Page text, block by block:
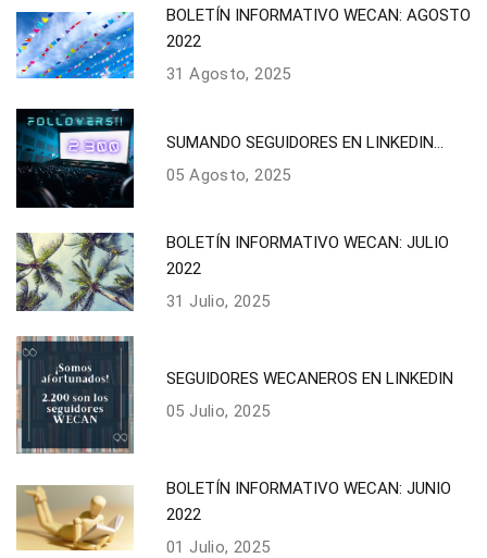
BOLETÍN INFORMATIVO WECAN: AGOSTO
2022
31 Agosto, 2025
SUMANDO SEGUIDORES EN LINKEDIN...
05 Agosto, 2025
BOLETÍN INFORMATIVO WECAN: JULIO
2022
31 Julio, 2025
SEGUIDORES WECANEROS EN LINKEDIN
05 Julio, 2025
BOLETÍN INFORMATIVO WECAN: JUNIO
2022
01 Julio, 2025